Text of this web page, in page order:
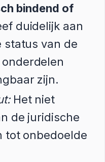
bindend of
duidelijk aan
status van de
onderdelen
zijn.
Het niet
de juridische
tot onbedoelde